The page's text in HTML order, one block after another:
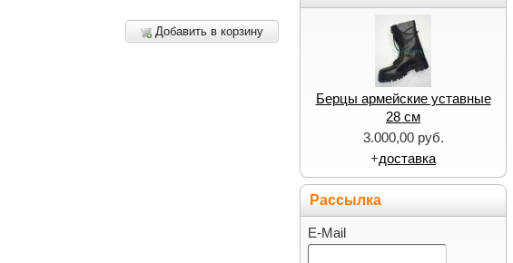
Добавить в корзину
Берцы армейские уставные
28 см
3.000,00 руб.
+доставка
Рассылка
E-Mail